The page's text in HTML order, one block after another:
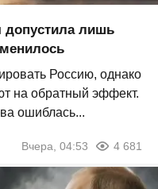
допустила лишь
Россию, однако
на обратный эффект.
ошиблась...
Вчера, 04:53 4 681